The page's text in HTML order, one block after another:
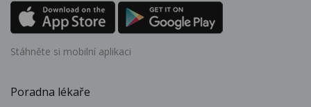
Stáhněte si mobilní aplikaci
Poradna lékaře